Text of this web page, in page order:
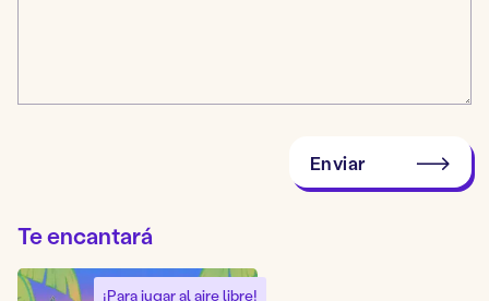
Enviar
Te encantará
¡Para jugar al aire libre!